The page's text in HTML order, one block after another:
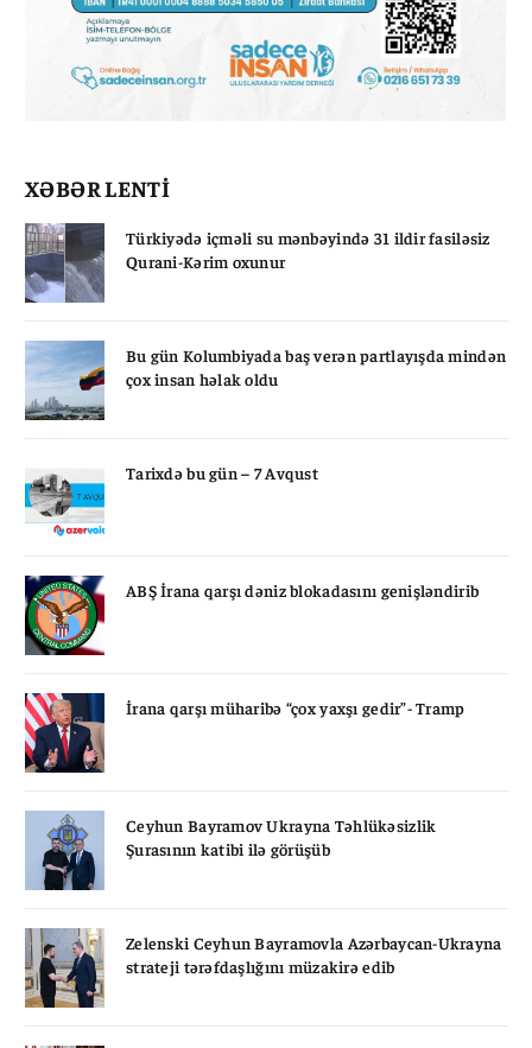
XƏBƏR LENTİ
Türkiyədə içməli su mənbəyində 31 ildir fasiləsiz
Qurani-Kərim oxunur
Bu gün Kolumbiyada baş verən partlayışda mindən
çox insan həlak oldu
Tarixdə bu gün – 7 Avqust
ABŞ İrana qarşı dəniz blokadasını genişləndirib
İrana qarşı müharibə “çox yaxşı gedir”- Tramp
Ceyhun Bayramov Ukrayna Təhlükəsizlik
Şurasının katibi ilə görüşüb
Zelenski Ceyhun Bayramovla Azərbaycan-Ukrayna
strateji tərəfdaşlığını müzakirə edib